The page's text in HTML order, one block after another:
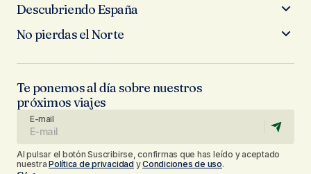
Descubriendo España
No pierdas el Norte
Te ponemos al día sobre nuestros
próximos viajes
E-mail
Al pulsar el botón Suscribirse, confirmas que has leído y aceptado
nuestraPolítica de privacidad yCondiciones de uso.